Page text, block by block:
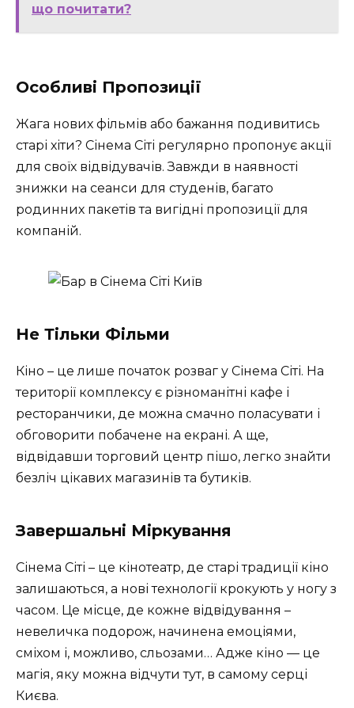
що почитати?
Особливі Пропозиції
Жага нових фільмів або бажання подивитись
старі хіти? Сінема Сіті регулярно пропонує акції
для своїх відвідувачів. Завжди в наявності
знижки на сеанси для студенів, багато
родинних пакетів та вигідні пропозиції для
компаній.
Не Тільки Фільми
Кіно – це лише початок розваг у Сінема Сіті. На
території комплексу є різноманітні кафе і
ресторанчики, де можна смачно поласувати і
обговорити побачене на екрані. А ще,
відвідавши торговий центр пішо, легко знайти
безліч цікавих магазинів та бутиків.
Завершальні Міркування
Сінема Сіті – це кінотеатр, де старі традиції кіно
залишаються, а нові технології крокують у ногу з
часом. Це місце, де кожне відвідування –
невеличка подорож, начинена емоціями,
сміхом і, можливо, сльозами… Адже кіно — це
магія, яку можна відчути тут, в самому серці
Києва.